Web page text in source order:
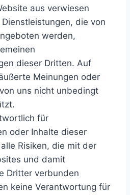
aus verwiesen
die von
werden,
dieser Dritten. Auf
Meinungen oder
uns nicht unbedingt
für
oder Inhalte dieser
Risiken, die mit der
und damit
Dritter verbunden
keine Verantwortung für